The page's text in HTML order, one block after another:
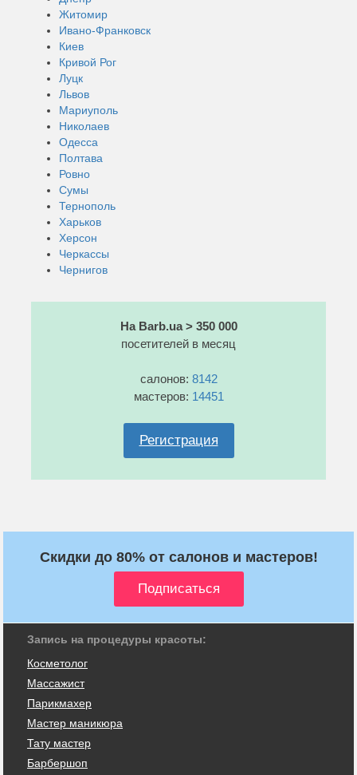
Житомир
Ивано-Франковск
Киев
Кривой Рог
Луцк
Львов
Мариуполь
Николаев
Одесса
Полтава
Ровно
Сумы
Тернополь
Харьков
Херсон
Черкассы
Чернигов
На Barb.ua > 350 000
посетителей в месяц
салонов: 8142
мастеров: 14451
Регистрация
Скидки до 80% от салонов и мастеров!
Запись на процедуры красоты:
Косметолог
Массажист
Парикмахер
Мастер маникюра
Тату мастер
Барбершоп